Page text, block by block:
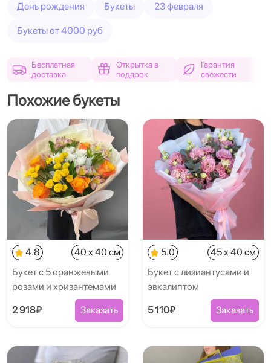
День рождения Букеты 23 февраля
Букеты от 4000 руб
Бесплатная
доставка
Открытка в
подарок
Гарантия
свежести
Похожие букеты
4.8
40 x 40 см
Букет с 5 оранжевыми
розами и хризантемами
2 918₽ Заказать
5.0
45 x 40 см
Букет с лизиантусами и
эвкалиптом
5 110₽ Заказать